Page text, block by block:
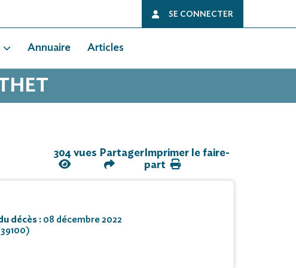
SE CONNECTER
Annuaire Articles
304 vues PartagerImprimer le faire-
part
décès : 08 décembre 2022